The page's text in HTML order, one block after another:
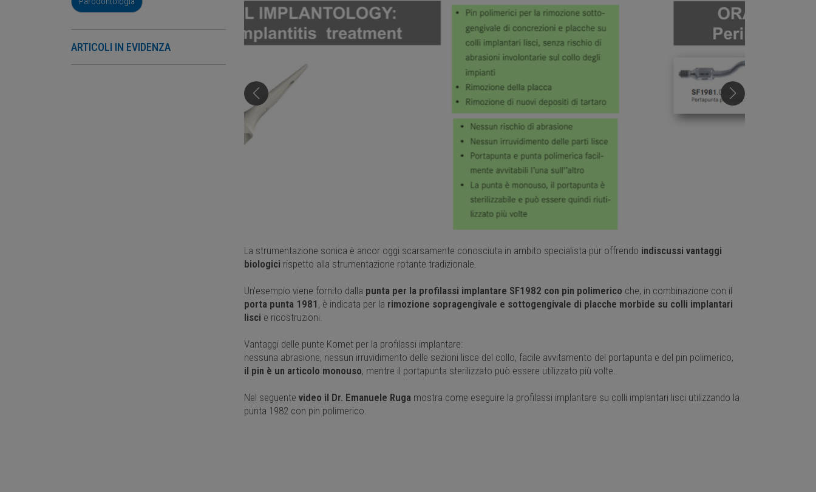
La strumentazione sonica è ancor oggi scarsamente conosciuta in ambito specialista pur offrendo indiscussi vantaggi
biologici rispetto alla strumentazione rotante tradizionale.
Un'esempio viene fornito dalla punta per la profilassi implantare SF1982 con pin polimerico che, in combinazione con il
porta punta 1981 , è indicata per la rimozione sopragengivale e sottogengivale di placche morbide su colli implantari
lisci e ricostruzioni.
Vantaggi delle punte Komet per la profilassi implantare:
nessuna abrasione, nessun irruvidimento delle sezioni lisce del collo, facile avvitamento del portapunta e del pin polimerico,
il pin è un articolo monouso, mentre il portapunta sterilizzato può essere utilizzato più volte.
Nel seguente video il Dr. Emanuele Ruga mostra come eseguire la profilassi implantare su colli implantari lisci utilizzando la
punta 1982 con pin polimerico.
ARTICOLI IN EVIDENZA